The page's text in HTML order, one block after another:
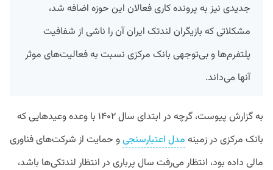
جدیدی نیز به پرونده کاری فعالان این حوزه اضافه شد،
مشکلاتی که بازیگران لندتک ایران آن را ناشی از شفافیت
پلتفرم‌ها و بی‌توجهی بانک مرکزی نسبت به فعالیت‌های موثر
آنها می‌داند.
به گزارش پیوست، گرچه در ابتدای سال ۱۴۰۲ با وعده وعیدهایی که
بانک مرکزی در زمینه مدل اعتبارسنجیو حمایت از شرکت‌های فناوری
مالی داده بود، انتظار می‌رفت سال پرباری در انتظار لندتکی‌ها باشد،